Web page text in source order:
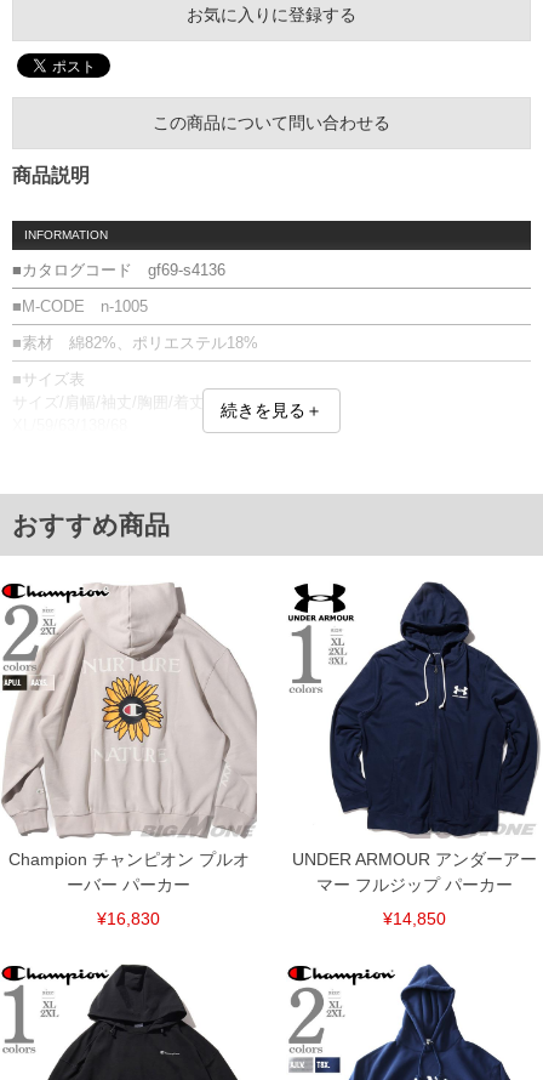
お気に入りに登録する
この商品について問い合わせる
商品説明
INFORMATION
■カタログコード gf69-s4136
■M-CODE n-1005
■素材 綿82%、ポリエステル18%
■サイズ表
サイズ/肩幅/袖丈/胸囲/着丈
返品交換希望の方は、商品到着後1週間以内にご連絡ください。
※【ボトムの裾上げをご希望の場合】
裾上げ料金は500円+税となります。
備考欄に股下●cmとご記入下さい。（裾上げ無料対象商品は1本につき税込6,000円以
上の品が対象。1本5,999円以下の商品は有料（500円+税）となります。）
出荷まで約1週間～20日間程お時間を頂く場合がございます。
尚、裾上げした商品は返品・交換不可となりますので、予めご了承下さい。
一部、お直しに対応出来ない商品がございます。(例：裾にファスナーや調節ひもが付
いている、極端なデザインが施されている等)
※商品によって若干のサイズの誤差がございます。また、お客様がご使用の環境（コ
ンピュータ画面）によって、商品の色味が若干異なる場合がございます。予めご了承
ください。
※当店での掲載商品は、実店鋪と在庫を共用しておりますので店頭での売り違い、店
舗からのお取り寄せ等により、お客様にご迷惑をお掛けしてしまう場合がございま
す。そのようなことがない様最大限に努めておりますが、もしあった場合速やかにご
連絡させて頂きますので予めご了承ください。
続きを見る＋
おすすめ商品
Champion チャンピオン プルオ
ーバー パーカー
¥16,830
UNDER ARMOUR アンダーアー
マー フルジップ パーカー
¥14,850